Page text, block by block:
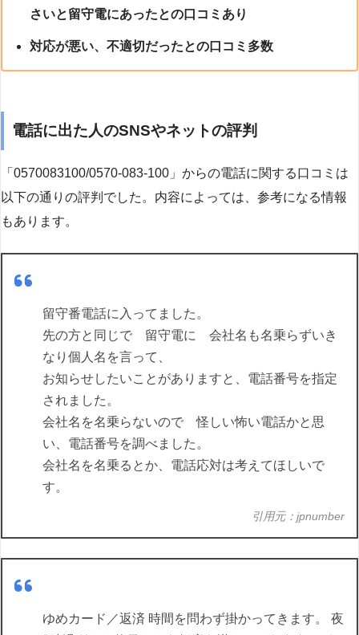
さいと留守電にあったとの口コミあり
対応が悪い、不適切だったとの口コミ多数
電話に出た人のSNSやネットの評判
「0570083100/0570-083-100」からの電話に関する口コミは
以下の通りの評判でした。内容によっては、参考になる情報
もあります。
留守番電話に入ってました。
先の方と同じで 留守電に 会社名も名乗らずいき
なり個人名を言って、
お知らせしたいことがありますと、電話番号を指定
されました。
会社名を名乗らないので 怪しい怖い電話かと思
い、電話番号を調べました。
会社名を名乗るとか、電話応対は考えてほしいで
す。
引用元：jpnumber
ゆめカード／返済 時間を問わず掛かってきます。 夜